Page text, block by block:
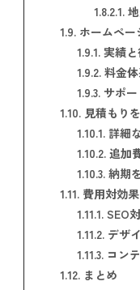
1.8.2.1.地
1.9.ホームペー
1.9.1.実績と
1.9.2.料金体
1.9.3.サポー
1.10.見積もり
1.10.1.詳細
1.10.2.追加
1.10.3.納期
1.11.費用対効果
1.11.1.SEO
1.11.2.デザ
1.11.3.コン
1.12.まとめ